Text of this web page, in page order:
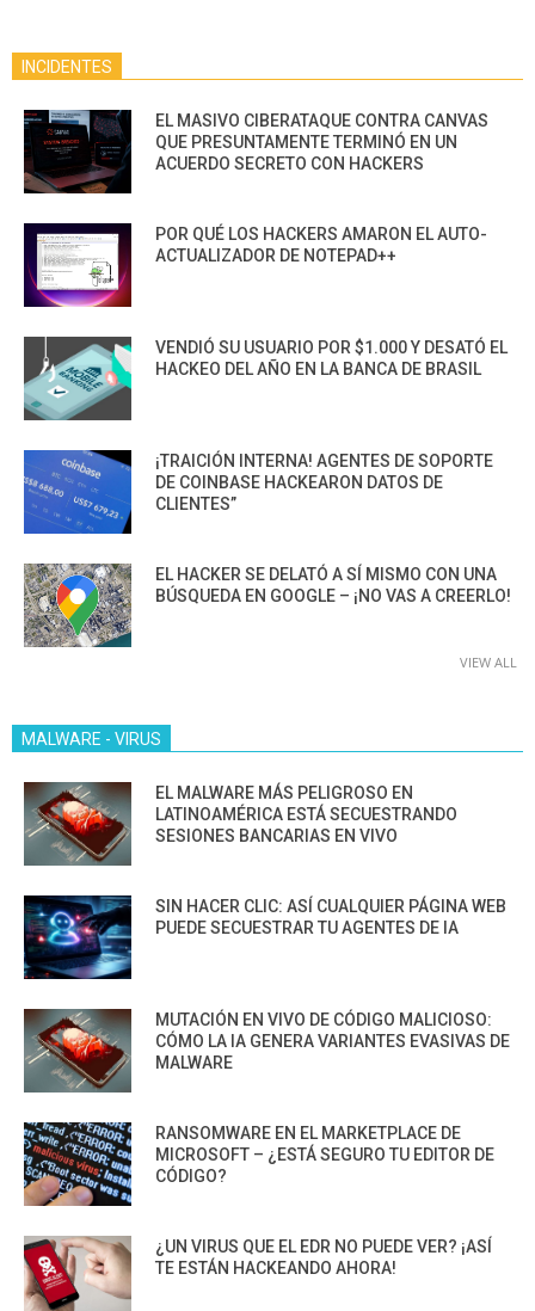
INCIDENTES
EL MASIVO CIBERATAQUE CONTRA CANVAS
QUE PRESUNTAMENTE TERMINÓ EN UN
ACUERDO SECRETO CON HACKERS
POR QUÉ LOS HACKERS AMARON EL AUTO-
ACTUALIZADOR DE NOTEPAD++
VENDIÓ SU USUARIO POR $1.000 Y DESATÓ EL
HACKEO DEL AÑO EN LA BANCA DE BRASIL
¡TRAICIÓN INTERNA! AGENTES DE SOPORTE
DE COINBASE HACKEARON DATOS DE
CLIENTES”
EL HACKER SE DELATÓ A SÍ MISMO CON UNA
BÚSQUEDA EN GOOGLE – ¡NO VAS A CREERLO!
VIEW ALL
MALWARE - VIRUS
EL MALWARE MÁS PELIGROSO EN
LATINOAMÉRICA ESTÁ SECUESTRANDO
SESIONES BANCARIAS EN VIVO
SIN HACER CLIC: ASÍ CUALQUIER PÁGINA WEB
PUEDE SECUESTRAR TU AGENTES DE IA
MUTACIÓN EN VIVO DE CÓDIGO MALICIOSO:
CÓMO LA IA GENERA VARIANTES EVASIVAS DE
MALWARE
RANSOMWARE EN EL MARKETPLACE DE
MICROSOFT – ¿ESTÁ SEGURO TU EDITOR DE
CÓDIGO?
¿UN VIRUS QUE EL EDR NO PUEDE VER? ¡ASÍ
TE ESTÁN HACKEANDO AHORA!